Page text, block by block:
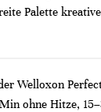
Palette
Welloxon
ohne Hitze,